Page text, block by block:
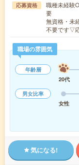
応募資格
職種未経験
要
無資格・未
不要です▽
職場の雰囲気
年齢層
20代
男女比率
女性
気になる!